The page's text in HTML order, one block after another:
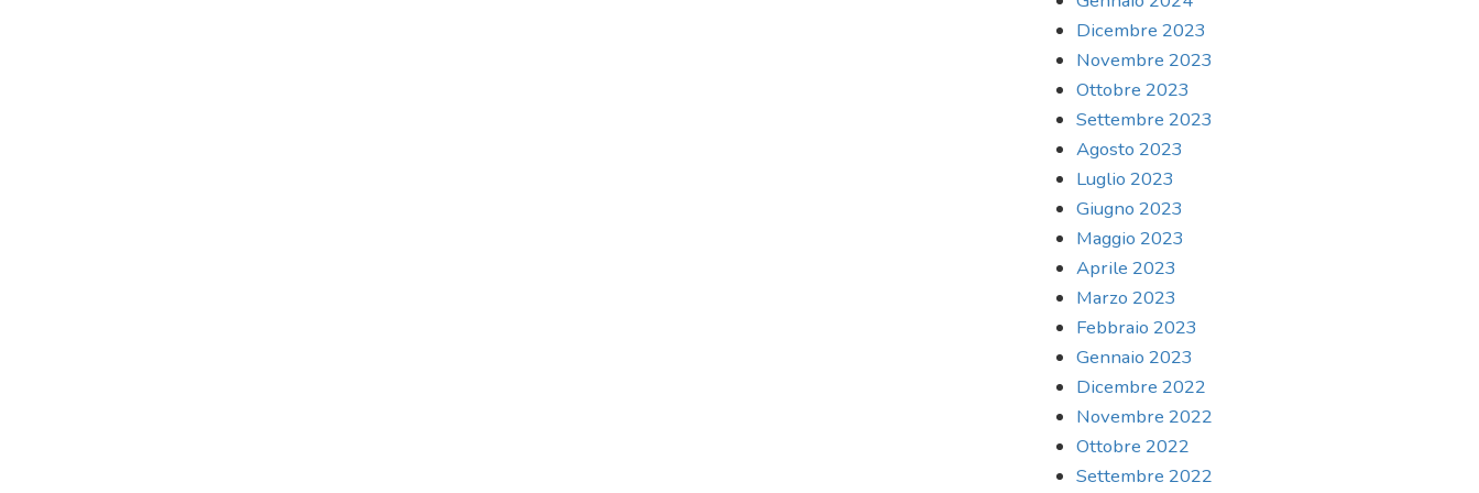
Dicembre 2023
Novembre 2023
Ottobre 2023
Settembre 2023
Agosto 2023
Luglio 2023
Giugno 2023
Maggio 2023
Aprile 2023
Marzo 2023
Febbraio 2023
Gennaio 2023
Dicembre 2022
Novembre 2022
Ottobre 2022
Settembre 2022